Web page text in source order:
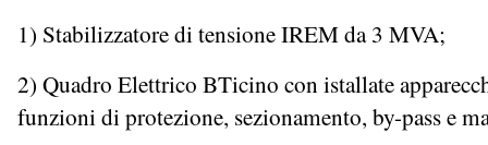
1) Stabilizzatore di tensione IREM da 3 MVA;
2) Quadro Elettrico BTicino con istallate
funzioni di protezione, sezionamento, by-pass e